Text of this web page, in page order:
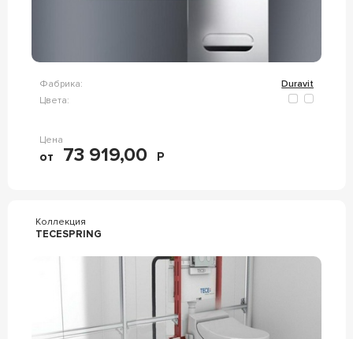
Фабрика:
Duravit
Цвета:
Цена
от 73 919,00 Р
Коллекция
TECESPRING